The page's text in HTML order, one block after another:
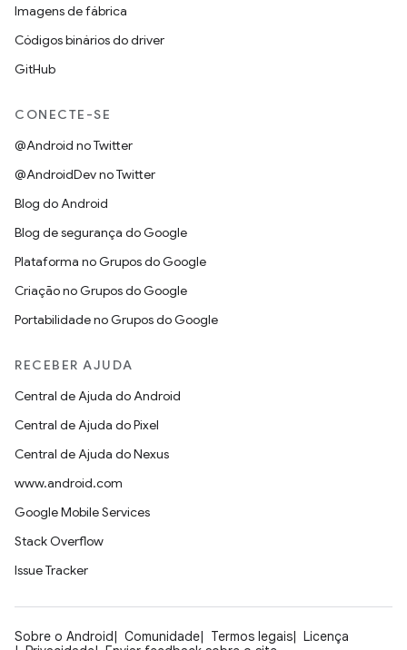
Imagens de fábrica
Códigos binários do driver
GitHub
CONECTE-SE
@Android no Twitter
@AndroidDev no Twitter
Blog do Android
Blog de segurança do Google
Plataforma no Grupos do Google
Criação no Grupos do Google
Portabilidade no Grupos do Google
RECEBER AJUDA
Central de Ajuda do Android
Central de Ajuda do Pixel
Central de Ajuda do Nexus
www.android.com
Google Mobile Services
Stack Overflow
Issue Tracker
Sobre o Android Comunidade Termos legais
Licença